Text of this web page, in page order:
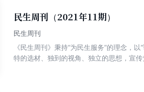
民生周刊（2021年11期）
民生周刊
《民生周刊》秉持“为民生服务”的理念，
特的选材、独到的视角、独立的思想，宣